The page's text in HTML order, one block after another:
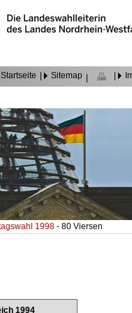
Startseite Sitemap
1998- 80 Viersen
1994